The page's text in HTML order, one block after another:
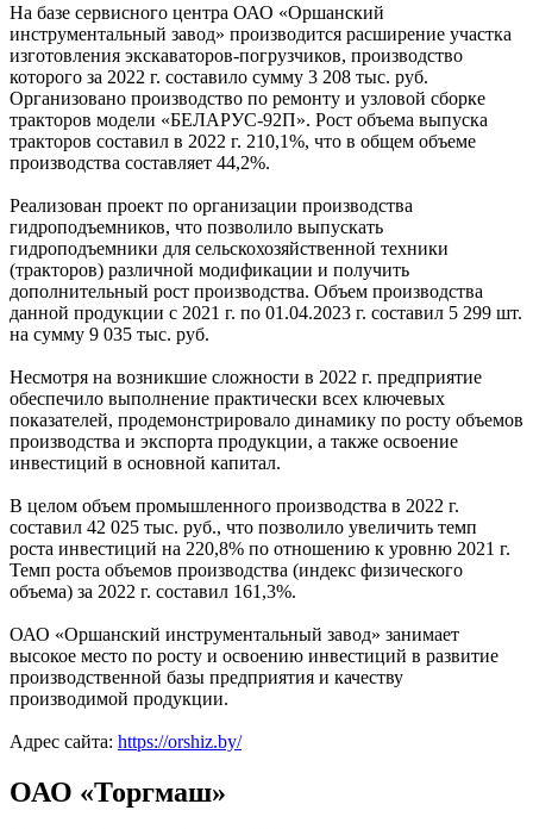
На базе сервисного центра ОАО «Оршанский
инструментальный завод» производится расширение участка
изготовления экскаваторов-погрузчиков, производство
которого за 2022 г. составило сумму 3 208 тыс. руб.
Организовано производство по ремонту и узловой сборке
тракторов модели «БЕЛАРУС-92П». Рост объема выпуска
тракторов составил в 2022 г. 210,1%, что в общем объеме
производства составляет 44,2%.
Реализован проект по организации производства
гидроподъемников, что позволило выпускать
гидроподъемники для сельскохозяйственной техники
(тракторов) различной модификации и получить
дополнительный рост производства. Объем производства
данной продукции с 2021 г. по 01.04.2023 г. составил 5 299 шт.
на сумму 9 035 тыс. руб.
Несмотря на возникшие сложности в 2022 г. предприятие
обеспечило выполнение практически всех ключевых
показателей, продемонстрировало динамику по росту объемов
производства и экспорта продукции, а также освоение
инвестиций в основной капитал.
В целом объем промышленного производства в 2022 г.
составил 42 025 тыс. руб., что позволило увеличить темп
роста инвестиций на 220,8% по отношению к уровню 2021 г.
Темп роста объемов производства (индекс физического
объема) за 2022 г. составил 161,3%.
ОАО «Оршанский инструментальный завод» занимает
высокое место по росту и освоению инвестиций в развитие
производственной базы предприятия и качеству
производимой продукции.
Адрес сайта: https://orshiz.by/
ОАО «Торгмаш»